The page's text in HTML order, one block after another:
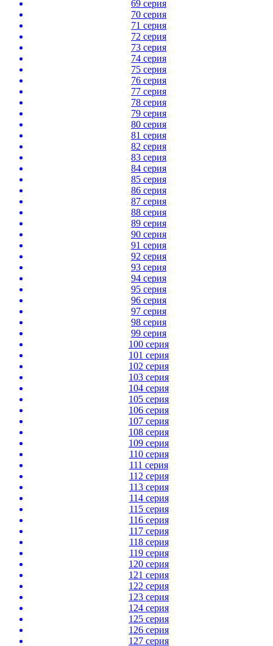
69 серия
70 серия
71 серия
72 серия
73 серия
74 серия
75 серия
76 серия
77 серия
78 серия
79 серия
80 серия
81 серия
82 серия
83 серия
84 серия
85 серия
86 серия
87 серия
88 серия
89 серия
90 серия
91 серия
92 серия
93 серия
94 серия
95 серия
96 серия
97 серия
98 серия
99 серия
100 серия
101 серия
102 серия
103 серия
104 серия
105 серия
106 серия
107 серия
108 серия
109 серия
110 серия
111 серия
112 серия
113 серия
114 серия
115 серия
116 серия
117 серия
118 серия
119 серия
120 серия
121 серия
122 серия
123 серия
124 серия
125 серия
126 серия
127 серия